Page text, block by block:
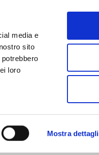
media e
sito
loro
Mostra dettagli
Seguici su
cerca nel sito